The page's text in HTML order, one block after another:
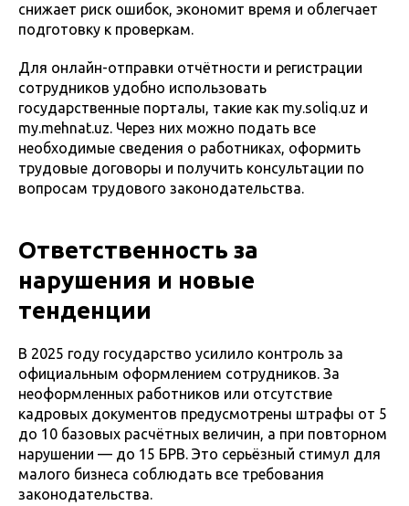
снижает риск ошибок, экономит время и облегчает
подготовку к проверкам.
Для онлайн-отправки отчётности и регистрации
сотрудников удобно использовать
государственные порталы, такие как my.soliq.uz и
my.mehnat.uz. Через них можно подать все
необходимые сведения о работниках, оформить
трудовые договоры и получить консультации по
вопросам трудового законодательства.
Ответственность за
нарушения и новые
тенденции
В 2025 году государство усилило контроль за
официальным оформлением сотрудников. За
неоформленных работников или отсутствие
кадровых документов предусмотрены штрафы от 5
до 10 базовых расчётных величин, а при повторном
нарушении — до 15 БРВ. Это серьёзный стимул для
малого бизнеса соблюдать все требования
законодательства.